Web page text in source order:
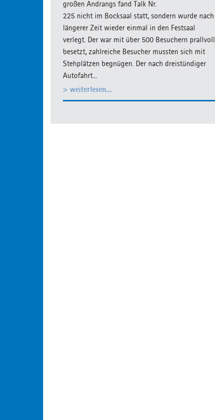
großen Andrangs fand Talk Nr.
225 nicht im Bocksaal statt, sondern wurde nach
längerer Zeit wieder einmal in den Festsaal
verlegt. Der war mit über 500 Besuchern prallvoll
besetzt, zahlreiche Besucher mussten sich mit
Stehplätzen begnügen. Der nach dreistündiger
Autofahrt...
> weiterlesen...